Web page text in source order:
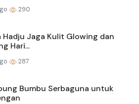
290
Hadju Jaga Kulit Glowing dan
Hari...
287
Bumbu Serbaguna untuk